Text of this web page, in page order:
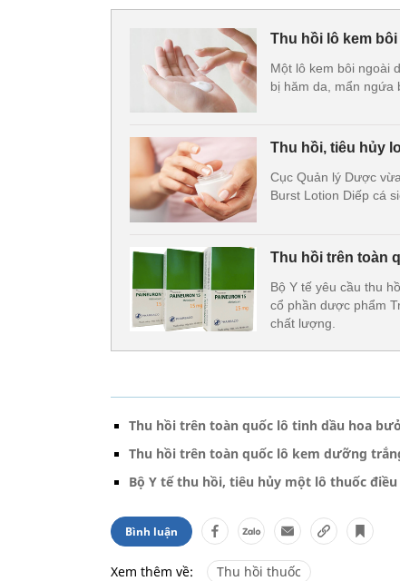
Thu hồi lô kem
Một lô kem bôi ngoài
bị hăm da, mẩn ngứa
Thu hồi, tiêu hủy
Cục Quản lý Dược
Burst Lotion Diếp cá
Thu hồi trên toàn
Bộ Y tế yêu cầu thu
cổ phần dược phẩm
chất lượng.
Thu hồi trên toàn quốc lô tinh dầu hoa
Thu hồi trên toàn quốc lô kem dưỡng
Bộ Y tế thu hồi, tiêu hủy một lô thuốc
Bình luận
Xem thêm về: Thu hồi thuốc